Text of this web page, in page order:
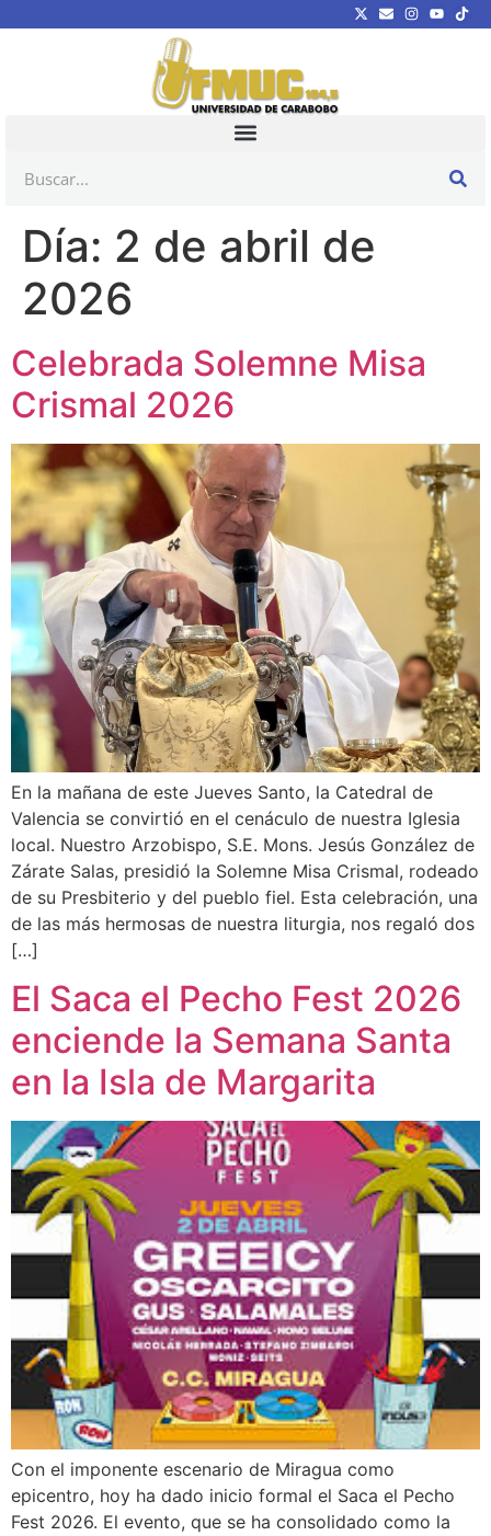
Día: 2 de abril de
2026
Celebrada Solemne Misa
Crismal 2026
En la mañana de este Jueves Santo, la Catedral de
Valencia se convirtió en el cenáculo de nuestra Iglesia
local. Nuestro Arzobispo, S.E. Mons. Jesús González de
Zárate Salas, presidió la Solemne Misa Crismal, rodeado
de su Presbiterio y del pueblo fiel. Esta celebración, una
de las más hermosas de nuestra liturgia, nos regaló dos
[…]
El Saca el Pecho Fest 2026
enciende la Semana Santa
en la Isla de Margarita
Con el imponente escenario de Miragua como
epicentro, hoy ha dado inicio formal el Saca el Pecho
Fest 2026. El evento, que se ha consolidado como la